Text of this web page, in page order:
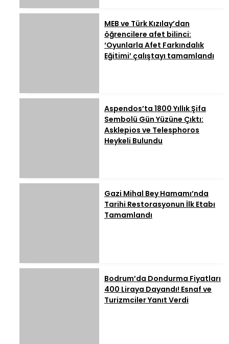
MEB ve Türk Kızılay’dan
öğrencilere afet bilinci:
‘Oyunlarla Afet Farkındalık
Eğitimi’ çalıştayı tamamlandı
Aspendos’ta 1800 Yıllık Şifa
Sembolü Gün Yüzüne Çıktı:
Asklepios ve Telesphoros
Heykeli Bulundu
Gazi Mihal Bey Hamamı’nda
Tarihi Restorasyonun İlk Etabı
Tamamlandı
Bodrum’da Dondurma Fiyatları
400 Liraya Dayandı! Esnaf ve
Turizmciler Yanıt Verdi